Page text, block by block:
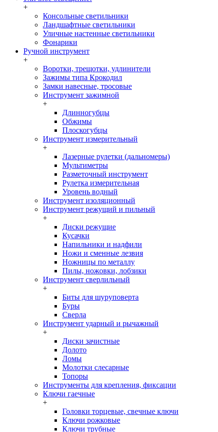
+
Консольные светильники
Ландшафтные светильники
Уличные настенные светильники
Фонарики
Ручной инструмент
+
Воротки, трещотки, удлинители
Зажимы типа Крокодил
Замки навесные, тросовые
Инструмент зажимной
+
Длинногубцы
Обжимы
Плоскогубцы
Инструмент измерительный
+
Лазерные рулетки (дальномеры)
Мультиметры
Разметочный инструмент
Рулетка измерительная
Уровень водный
Инструмент изоляционный
Инструмент режущий и пильный
+
Диски режущие
Кусачки
Напильники и надфили
Ножи и сменные лезвия
Ножницы по металлу
Пилы, ножовки, лобзики
Инструмент сверлильный
+
Биты для шуруповерта
Буры
Сверла
Инструмент ударный и рычажный
+
Диски зачистные
Долото
Ломы
Молотки слесарные
Топоры
Инструменты для крепления, фиксации
Ключи гаечные
+
Головки торцевые, свечные ключи
Ключи рожковые
Ключи трубные